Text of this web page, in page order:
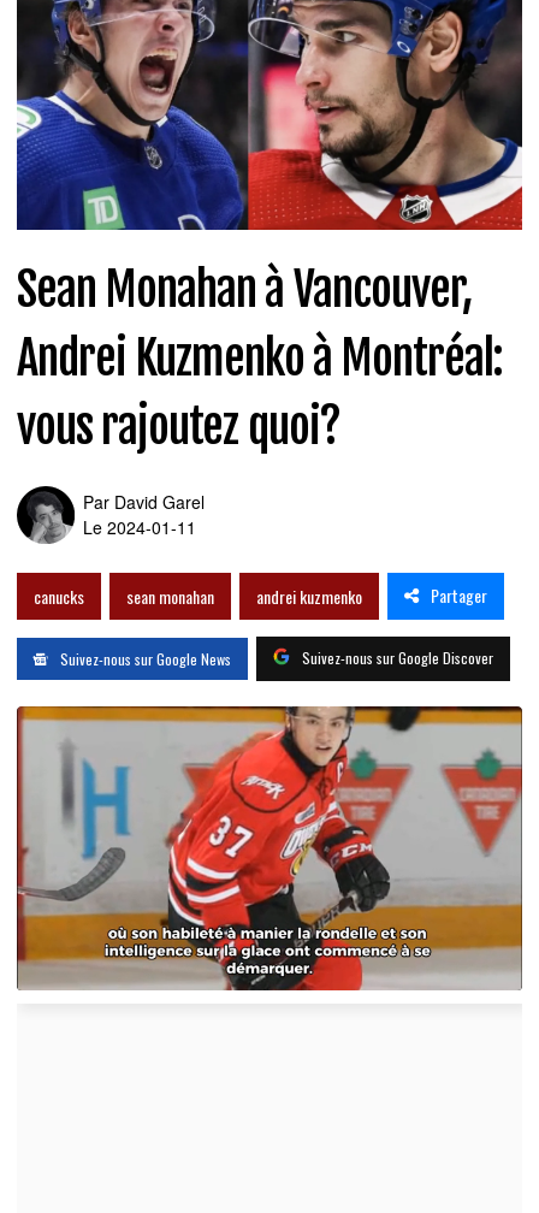
Sean Monahan à Vancouver,
Andrei Kuzmenko à Montréal:
vous rajoutez quoi?
Par David Garel
Le 2024-01-11
canucks sean monahan andrei kuzmenko Partager
Suivez-nous sur Google News Suivez-nous sur Google Discover